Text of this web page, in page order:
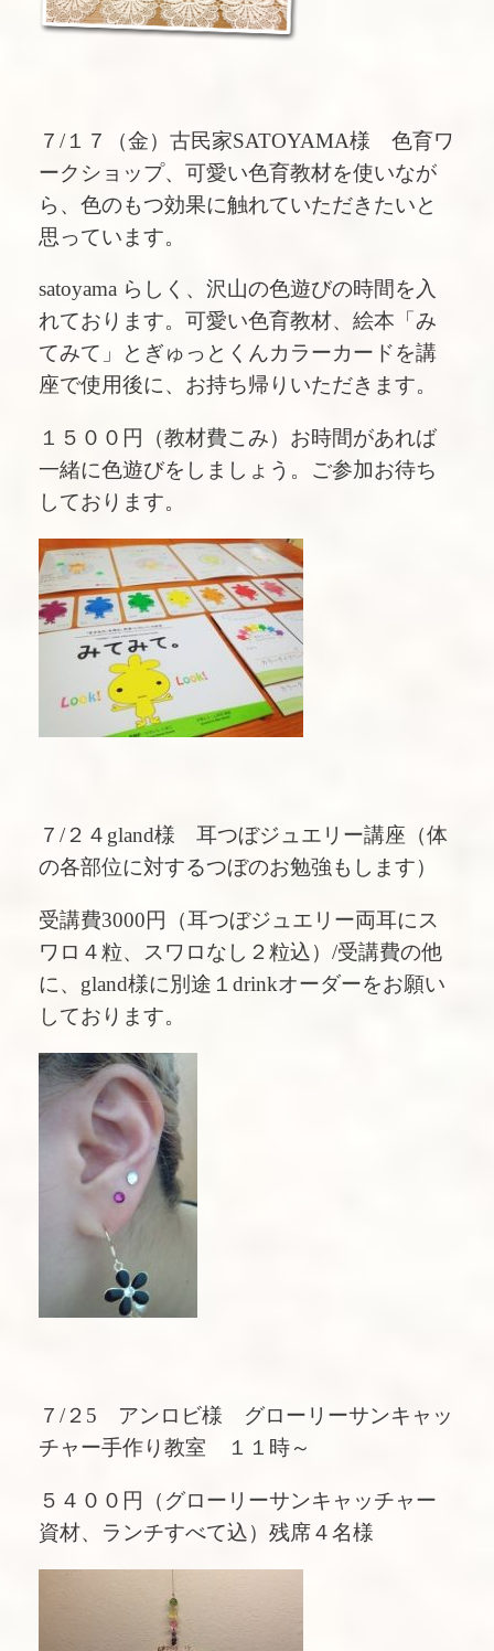
７/１７（金）古民家SATOYAMA様 色育ワ
ークショップ、可愛い色育教材を使いなが
ら、色のもつ効果に触れていただきたいと
思っています。
satoyama らしく、沢山の色遊びの時間を入
れております。可愛い色育教材、絵本「み
てみて」とぎゅっとくんカラーカードを講
座で使用後に、お持ち帰りいただきます。
１５００円（教材費こみ）お時間があれば
一緒に色遊びをしましょう。ご参加お待ち
しております。
７/２４gland様 耳つぼジュエリー講座（体
の各部位に対するつぼのお勉強もします）
受講費3000円（耳つぼジュエリー両耳にス
ワロ４粒、スワロなし２粒込）/受講費の他
に、gland様に別途１drinkオーダーをお願い
しております。
７/２5 アンロビ様 グローリーサンキャッ
チャー手作り教室 １１時～
５４００円（グローリーサンキャッチャー
資材、ランチすべて込）残席４名様